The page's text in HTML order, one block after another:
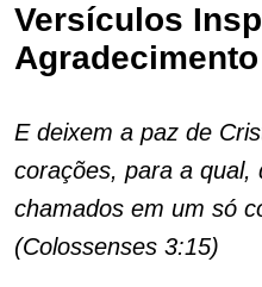
Versículos
E deixem a paz de
corações, para a qual,
chamados em um só
(Colossenses 3:15)